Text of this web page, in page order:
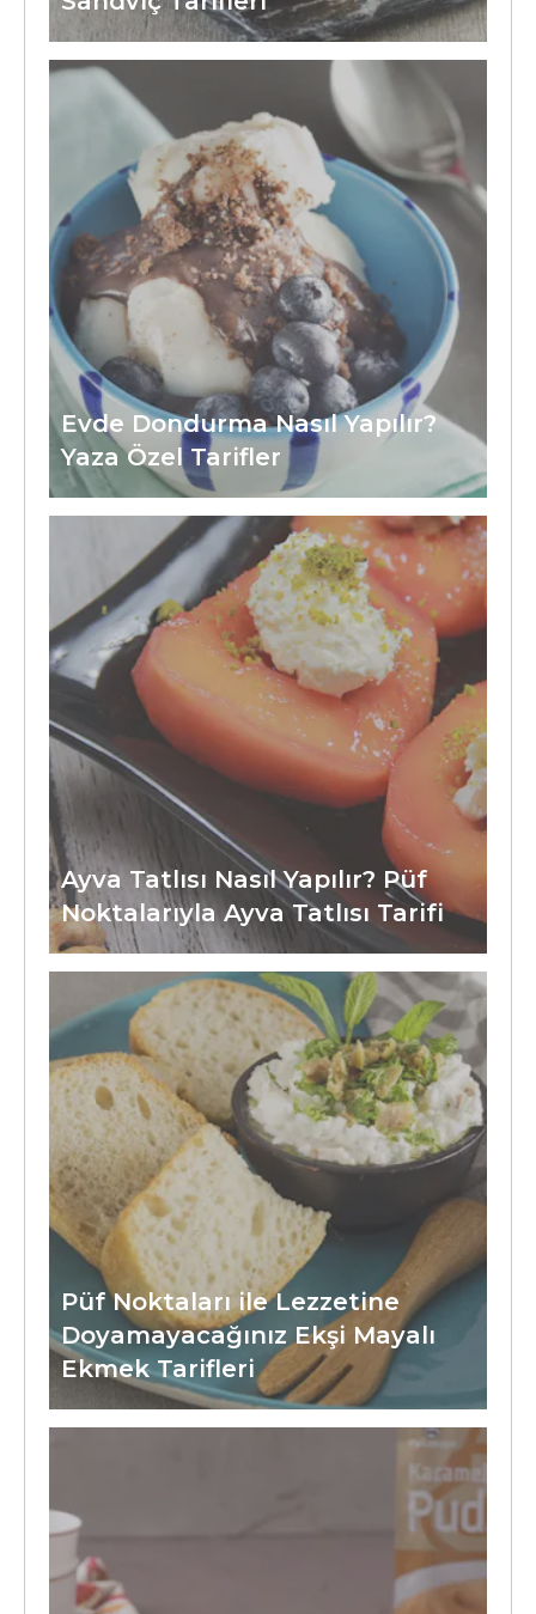
Evde Dondurma Nasıl Yapılır?
Yaza Özel Tarifler
Ayva Tatlısı Nasıl Yapılır? Püf
Noktalarıyla Ayva Tatlısı Tarifi
Püf Noktaları ile Lezzetine
Doyamayacağınız Ekşi Mayalı
Ekmek Tarifleri